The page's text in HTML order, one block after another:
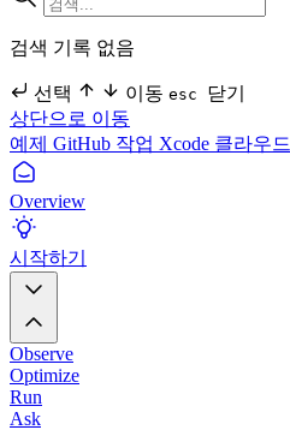
검색 기록 없음
선택 이동 esc 닫기
상단으로 이동
예제 GitHub 작업 Xcode 클라우드
Overview
시작하기
Observe
Optimize
Run
Ask